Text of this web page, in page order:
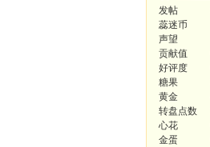
发帖
蕊迷币
声望
贡献值
好评度
糖果
黄金
转盘点数
心花
金蛋